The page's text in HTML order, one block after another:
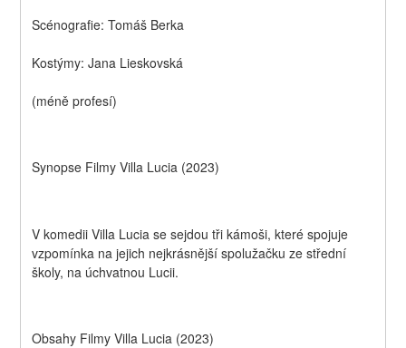
Scénografie: Tomáš Berka
Kostýmy: Jana Lieskovská
(méně profesí)
Synopse Filmy Villa Lucia (2023)
V komedii Villa Lucia se sejdou tři kámoši, které spojuje
vzpomínka na jejich nejkrásnější spolužačku ze střední
školy, na úchvatnou Lucii.
Obsahy Filmy Villa Lucia (2023)